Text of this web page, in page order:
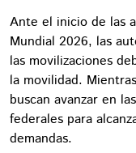
Ante el inicio de las
Mundial 2026, las
las movilizaciones
la movilidad.
buscan avanzar en
federales para
demandas.